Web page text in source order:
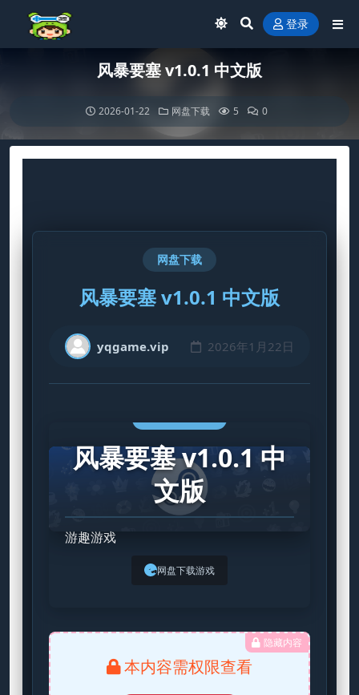
登录
风暴要塞 v1.0.1 中文版
2026-01-22 网盘下载 5 0
网盘下载
风暴要塞 v1.0.1 中文版
yqgame.vip 2026年1月22日
风暴要塞 v1.0.1 中
文版
游趣游戏
网盘下载游戏
隐藏内容
本内容需权限查看